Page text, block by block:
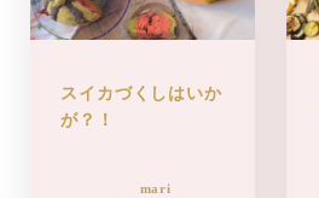
スイカづくしはいか
が？！
mari